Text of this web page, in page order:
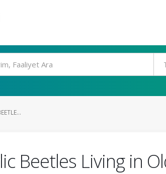
Beetles Living in